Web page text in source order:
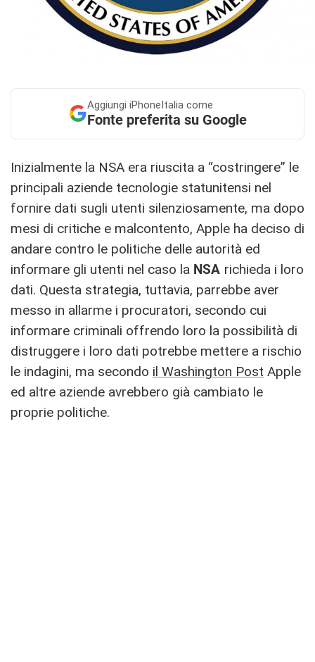
Aggiungi iPhoneItalia come
Fonte preferita su Google
Inizialmente la NSA era riuscita a “costringere” le
principali aziende tecnologie statunitensi nel
fornire dati sugli utenti silenziosamente, ma dopo
mesi di critiche e malcontento, Apple ha deciso di
andare contro le politiche delle autorità ed
informare gli utenti nel caso la NSA richieda i loro
dati. Questa strategia, tuttavia, parrebbe aver
messo in allarme i procuratori, secondo cui
informare criminali offrendo loro la possibilità di
distruggere i loro dati potrebbe mettere a rischio
le indagini, ma secondo il Washington Post Apple
ed altre aziende avrebbero già cambiato le
proprie politiche.